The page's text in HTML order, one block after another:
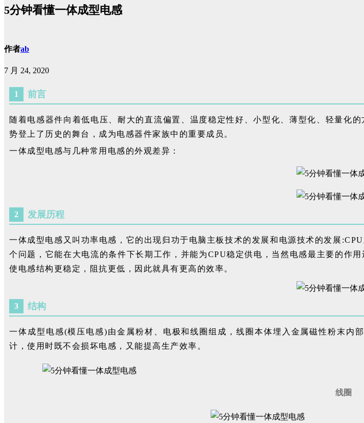
5分钟看懂一体成型电感
作者ab
7 月 24, 2020
1 前言
随着电感器件向着低电压、耐大的直流偏置、温度稳定性好、小型化、薄型化、轻量化
势登上了历史的舞台，成为电感器件家族中的重要成员。
一体成型电感与几种常用电感的外观差异：
2 发展历程
一体成型电感又叫功率电感，它的出现归功于电脑主板技术的发展和电源技术的发展
个问题，它能在大电流的条件下长期工作，并能为CPU稳定供电，当然电感最主要的作
使电感结构更稳定，阻抗更低，因此就具有更高的效率。
3 结构
一体成型电感(模压电感)由金属粉材、电极和线圈组成，线圈本体埋入金属磁性粉末内
计，使用时既不会损坏电感，又能提高生产效率。
线圈